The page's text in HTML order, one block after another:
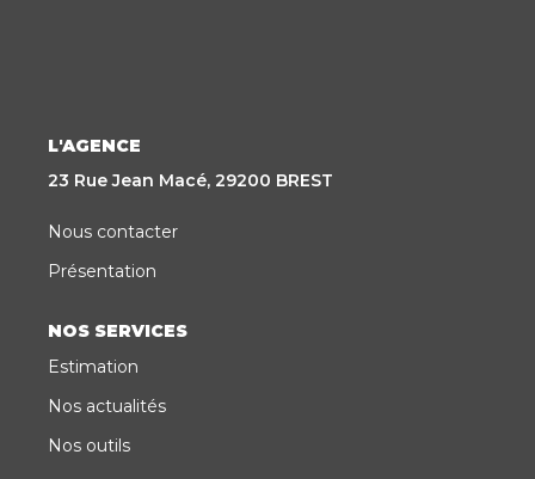
Nous Rejoindre
L'AGENCE
23 Rue Jean Macé, 29200 BREST
Nous contacter
Présentation
NOS SERVICES
Estimation
Nos actualités
Nos outils